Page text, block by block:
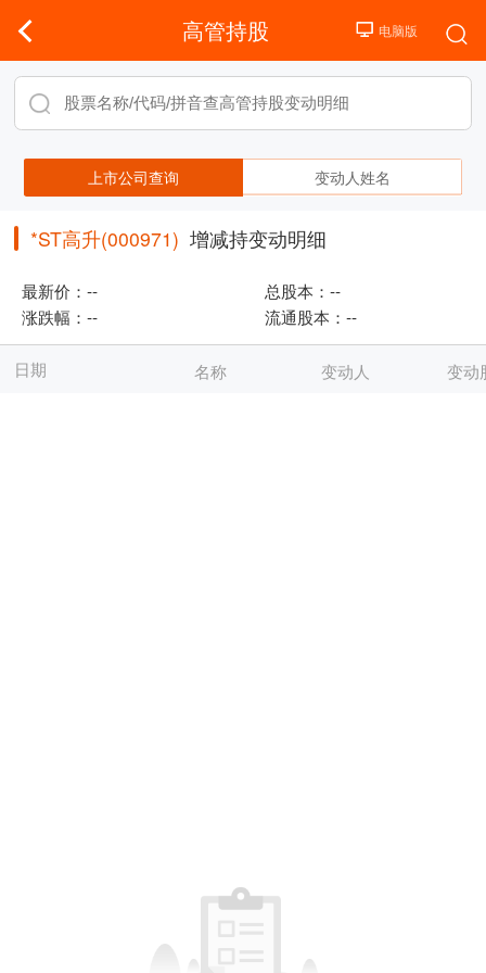
高管持股
上市公司查询 变动人姓名
*ST高升(000971) 增减持变动明细
最新价： -- 总股本： --
涨跌幅： -- 流通股本： --
日期 名称 变动人 变动